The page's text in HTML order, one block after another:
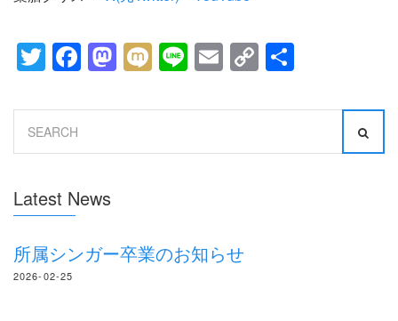
Twitter
Facebook
Mastodon
MixiLineEmail
Copy
Link
for:
Latest News
所属シンガー卒業のお知らせ
2026-02-25